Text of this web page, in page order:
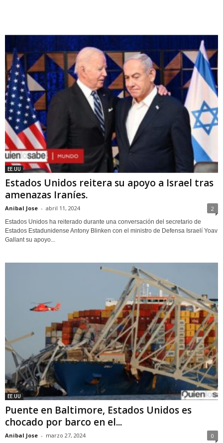
EE.UU
Estados Unidos reitera su apoyo a Israel tras
amenazas Iraníes.
Anibal Jose - abril 11, 2024 2
Estados Unidos ha reiterado durante una conversación del secretario de
Estados Estadunidense Antony Blinken con el ministro de Defensa Israelí Yoav
Gallant su apoyo...
EE.UU
Puente en Baltimore, Estados Unidos es
chocado por barco en el...
Anibal Jose - marzo 27, 2024 0